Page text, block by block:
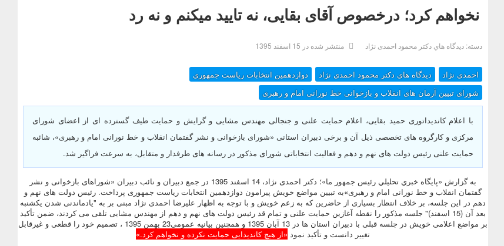
نخواهم کرد؛ درخصوص آقای بقایی، نه تایید میکنم و نه رد
دسته: ديدگاه هاي دکتر محمود احمدی نژاد منتشر شده در 15 اسفند 1395
احمدی نژاد دیدگاه های دکتر محمود احمدی نژاد
دوازدهمین انتخابات ریاست جمهوری
شورای تبیین آرمان های انقلاب و بازخوانی خط نورانی امام و رهبری
با اعلام کاندیداتوری حمید بقایی، اعلام حمایت علنی و جنجالی مهندس مشایی و گرایش و حمایت طیف گسترده ای از اعضای شورای
مرکزی و کارگروه های تخصصی ذیل آن و برخی دبیران استانی «شورای بازخوانی و نشر گفتمان انقلاب و خط نورانی امام و رهبری»، شائبه
حمایت علنی رئیس دولت های نهم و دهم و فعالیت انتخاباتی شورای مذکور در رسانه های طرفدار و متقابل، به سرعت فراگیر شد.
به گزارش «پايگاه خبري تحليلي رئيس جمهور ما»؛ دکتر احمدی نژاد، 14 اسفند 1395 در جمع دبیران و نائب دبیران «شوراهای بازخوانی و نشر
گفتمان انقلاب و خط نورانی امام و رهبری»به تبیین مواضع خویش پیرامون دوازدهمین انتخابات ریاست جمهوری پرداخت. رئیس دولت های نهم و
دهم در این جلسه، بر خلاف انتظار بسیاری از حاضرین که به زعم خویش و با توجه به اظهار علیرضا احمدی نژاد مبنی بر به "یادماندنی شدن یکشنبه
بعد آن (15 اسفند)" جلسه مذکور را نقطه آغازین حمایت علنی و تمام قد رئیس دولت های نهم و دهم از مهندس مشایی تلقی می کردند، ضمن تأکید
بر مواضع اعلامی خویش در جلسه قبلی با دبیران استان ها در 13 آبان 1395 و همچنین بیانیه عمومی23 بهمن 1395 ، تصمیم خود را قطعی و غیرقابل
تغییر دانست و تأکید نمود «از هیچ کاندیدایی حمایت نکرده و نخواهم کرد.»